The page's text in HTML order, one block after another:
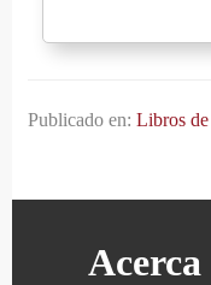
Publicado en:Libros
Acerca